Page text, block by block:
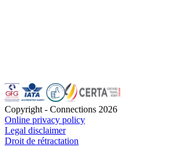
Copyright - Connections 2026
Online privacy policy
Legal disclaimer
Droit de rétractation